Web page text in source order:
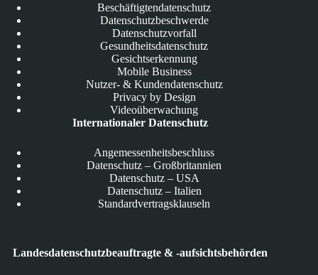
Beschäftigtendatenschutz
Datenschutzbeschwerde
Datenschutzvorfall
Gesundheitsdatenschutz
Gesichtserkennung
Mobile Business
Nutzer- & Kundendatenschutz
Privacy by Design
Videoüberwachung
Internationaler Datenschutz
Angemessenheitsbeschluss
Datenschutz – Großbritannien
Datenschutz – USA
Datenschutz – Italien
Standardvertragsklauseln
Landesdatenschutzbeauftragte & -aufsichtsbehörden